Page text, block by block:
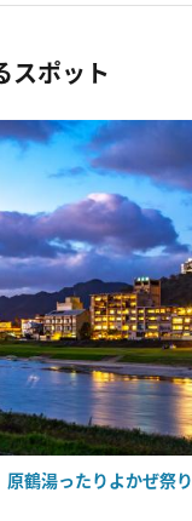
スポット
原鶴湯ったりよかぜ祭り